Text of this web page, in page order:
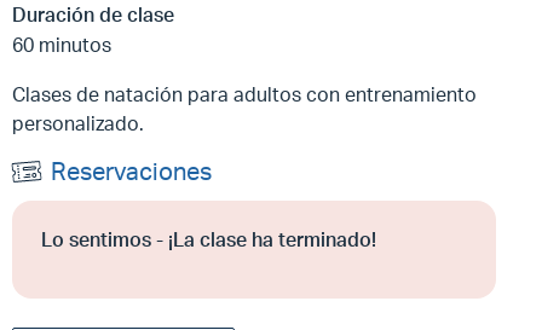
Duración de clase
60 minutos
Clases de natación para adultos con entrenamiento
personalizado.
Reservaciones
Lo sentimos - ¡La clase ha terminado!